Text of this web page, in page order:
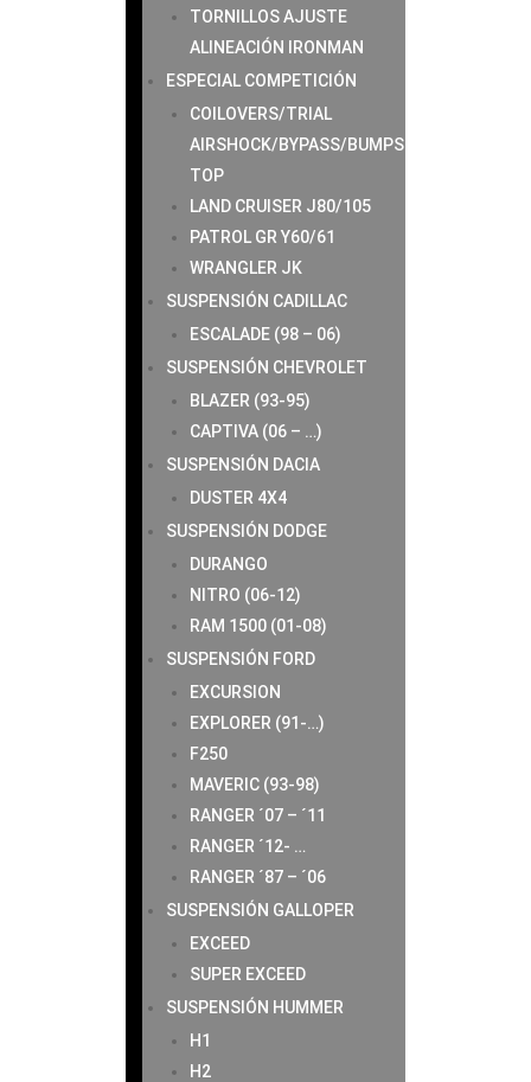
TORNILLOS AJUSTE
ALINEACIÓN IRONMAN
ESPECIAL COMPETICIÓN
COILOVERS/TRIAL
AIRSHOCK/BYPASS/BUMPS
TOP
LAND CRUISER J80/105
PATROL GR Y60/61
WRANGLER JK
SUSPENSIÓN CADILLAC
ESCALADE (98 – 06)
SUSPENSIÓN CHEVROLET
BLAZER (93-95)
CAPTIVA (06 – …)
SUSPENSIÓN DACIA
DUSTER 4X4
SUSPENSIÓN DODGE
DURANGO
NITRO (06-12)
RAM 1500 (01-08)
SUSPENSIÓN FORD
EXCURSION
EXPLORER (91-…)
F250
MAVERIC (93-98)
RANGER ´07 – ´11
RANGER ´12- …
RANGER ´87 – ´06
SUSPENSIÓN GALLOPER
EXCEED
SUPER EXCEED
SUSPENSIÓN HUMMER
H1
H2